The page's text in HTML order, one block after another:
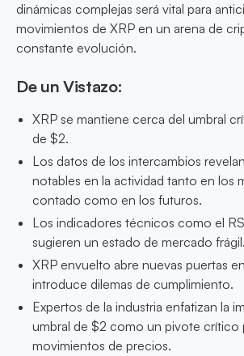
dinámicas complejas será vital para
movimientos de XRP en un arena de
constante evolución.
De un Vistazo:
XRP se mantiene cerca del umbral
de $2.
Los datos de los intercambios
notables en la actividad tanto en los
contado como en los futuros.
Los indicadores técnicos como el
sugieren un estado de mercado frágil.
XRP envuelto abre nuevas puertas
introduce dilemas de cumplimiento.
Expertos de la industria enfatizan la
umbral de $2 como un pivote crítico
movimientos de precios.